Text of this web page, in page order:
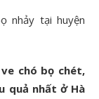
nhảy tại huyện
chó bọ chét,
quả nhất ở Hà